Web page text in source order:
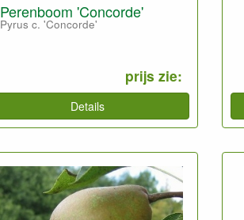
Perenboom 'Concorde'
Pyrus c. 'Concorde'
prijs zie:
Details